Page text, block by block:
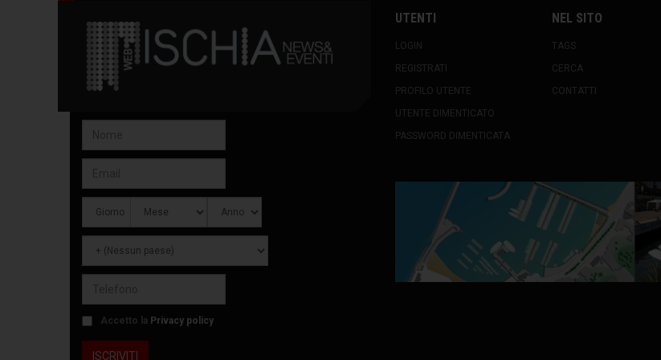
Accetto la Privacy policy
UTENTI
LOGIN
REGISTRATI
PROFILO UTENTE
UTENTE DIMENTICATO
PASSWORD DIMENTICATA
NEL SITO
TAGS
CERCA
CONTATTI